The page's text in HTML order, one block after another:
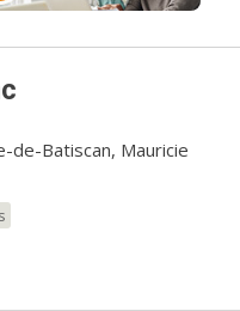
de-Batiscan, Mauricie